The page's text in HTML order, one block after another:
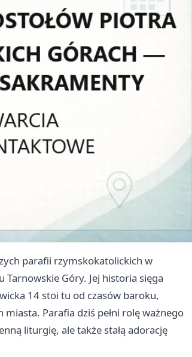
parafii rzymskokatolickich w
Góry. Jej historia sięga
14 stoi tu od czasów baroku,
Parafia dziś pełni rolę ważnego
liturgię, ale także stałą adorację